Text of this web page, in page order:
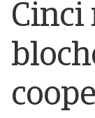
Cinci